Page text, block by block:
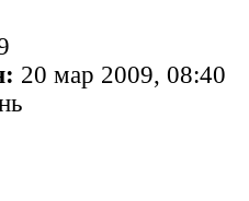
20 мар 2009, 08:40